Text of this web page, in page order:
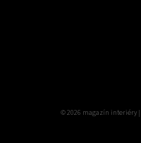
© 2026 magazín interiéry |